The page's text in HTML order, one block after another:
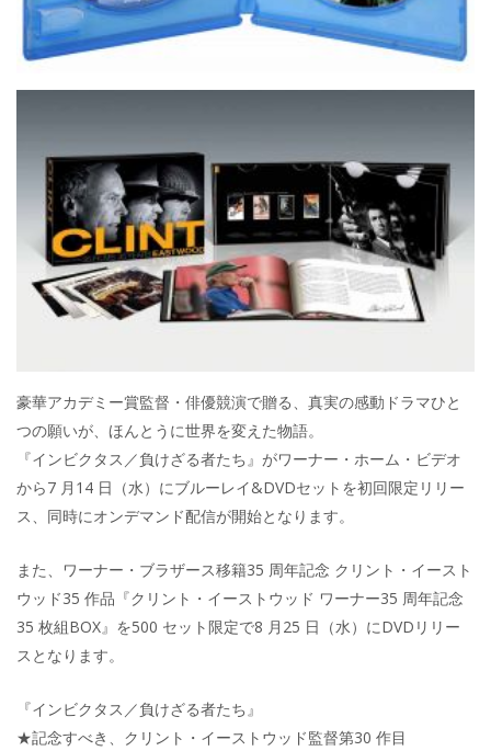
豪華アカデミー賞監督・俳優競演で贈る、真実の感動ドラマひと
つの願いが、ほんとうに世界を変えた物語。
『インビクタス／負けざる者たち』がワーナー・ホーム・ビデオ
から7 月14 日（水）にブルーレイ&DVDセットを初回限定リリー
ス、同時にオンデマンド配信が開始となります。
また、ワーナー・ブラザース移籍35 周年記念 クリント・イースト
ウッド35 作品『クリント・イーストウッド ワーナー35 周年記念
35 枚組BOX』を500 セット限定で8 月25 日（水）にDVDリリー
スとなります。
『インビクタス／負けざる者たち』
★記念すべき、クリント・イーストウッド監督第30 作目